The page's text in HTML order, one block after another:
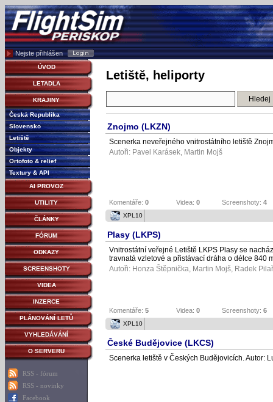
Nejste přihlášen
ÚVOD
LETADLA
KRAJINY
Česká Republika
Slovensko
Letiště
Objekty
Ortofoto & relief
Textury & API
AI PROVOZ
UTILITY
ČLÁNKY
FÓRUM
ODKAZY
SCREENSHOTY
VIDEA
INZERCE
PLÁNOVÁNÍ LETŮ
VYHLEDÁVÁNÍ
O SERVERU
RSS - fórum
RSS - novinky
Facebook
Letiště, heliporty
Znojmo (LKZN)
Scenerka neveřejného vnitrostátního letiště
Autoři: Pavel Karásek Martin Mojš
Komentáře: 0 Videa: 0 Screenshoty: 4
XPL10
Plasy (LKPS)
Vnitrostátní veřejné Letiště LKPS Plasy se
travnatá vzletové a přistávací dráha o délce 840
Autoři: Honza Štěpnička Martin Mojš Radek Pilař
Komentáře: 5 Videa: 0 Screenshoty: 6
XPL10
České Budějovice (LKCS)
Scenerka letiště v Českých Budějovicích. Autor: